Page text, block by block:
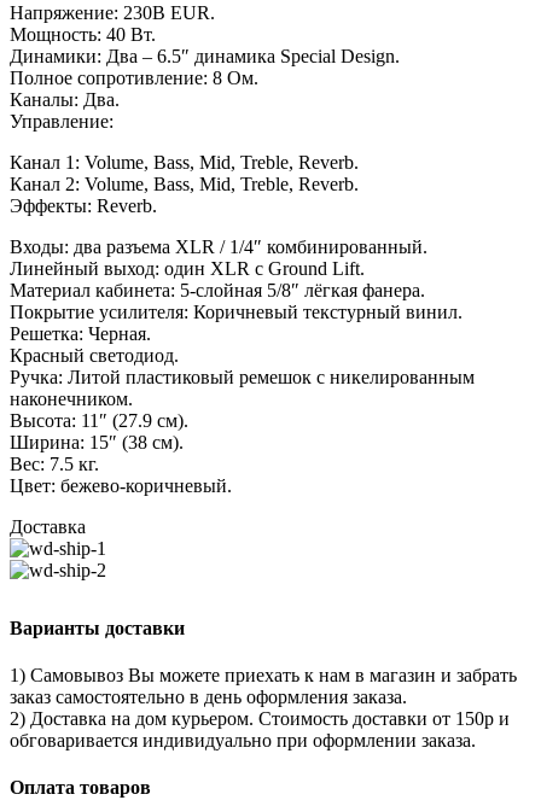
Напряжение: 230В EUR.
Мощность: 40 Вт.
Динамики: Два – 6.5″ динамика Special Design.
Полное сопротивление: 8 Ом.
Каналы: Два.
Управление:
Канал 1: Volume, Bass, Mid, Treble, Reverb.
Канал 2: Volume, Bass, Mid, Treble, Reverb.
Эффекты: Reverb.
Входы: два разъема XLR / 1/4″ комбинированный.
Линейный выход: один XLR с Ground Lift.
Материал кабинета: 5-слойная 5/8″ лёгкая фанера.
Покрытие усилителя: Коричневый текстурный винил.
Решетка: Черная.
Красный светодиод.
Ручка: Литой пластиковый ремешок с никелированным
наконечником.
Высота: 11″ (27.9 см).
Ширина: 15″ (38 см).
Вес: 7.5 кг.
Цвет: бежево-коричневый.
Доставка
Варианты доставки
1) Самовывоз Вы можете приехать к нам в магазин и забрать
заказ самостоятельно в день оформления заказа.
2) Доставка на дом курьером. Стоимость доставки от 150р и
обговаривается индивидуально при оформлении заказа.
Оплата товаров